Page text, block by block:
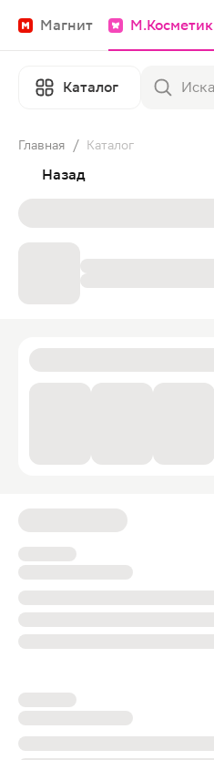
Магнит М.Косметик
Каталог
Главная / Каталог
Назад